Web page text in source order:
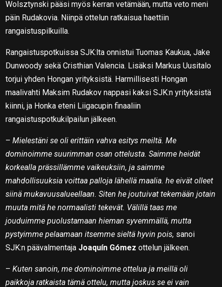
Wolsztynski pääsi myös kerran vetämään, mutta veto meni
päin Rudakovia. Niinpä ottelun ratkaisua haettiin
rangaistuspilkuilla.
Rangaistuspotkuissa SJK:lta onnistui Tuomas Kaukua, Jake
Dunwoody sekä Cristhian Valencia. Lisäksi Markus Uusitalo
torjui yhden Hongan yrityksistä. Harmillisesti Hongan
maalivahti Maksim Rudakov nappasi kaksi SJK:n yrityksistä
kiinni, ja Honka eteni Liigacupin finaaliin
rangaistuspotkukilpailun jälkeen.
–Mielestäni se oli erittäin vahva esitys meiltä. Me
dominoimme suurimman osan ottelusta. Saimme heidät
korkealla prässillämme vaikeuksiin, ja saimme
mahdollisuuksia voittaa palloja lähellä maalia. he eivät olleet
siinä mukavuusalueellaan. Siten he joutuivat tekemään jotain
muuta mitä he normaalisti tekevät. Välillä taas me
jouduimme puolustamaan hieman syvemmällä, mutta
pystyimme pelaamaan itsemme sieltä hyvin pois, sanoi
SJK:n päävalmentaja Joaquín Gómez ottelun jälkeen.
–Kuten sanoin, me dominoimme ottelua ja meillä oli
paikkoja ratkaista tämä ottelu, mutta joskus se ei vain